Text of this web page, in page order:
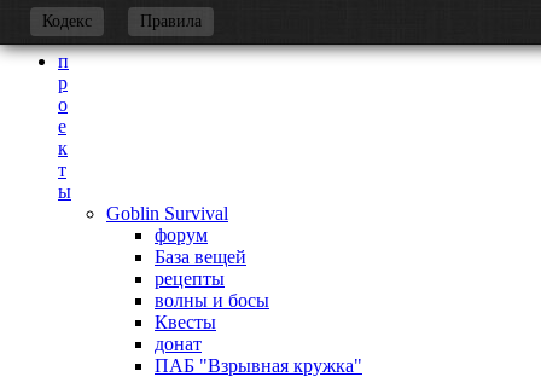
Кодекс Правила
п
р
о
е
к
т
ы
Goblin Survival
форум
База вещей
рецепты
волны и босы
Квесты
донат
ПАБ "Взрывная кружка"